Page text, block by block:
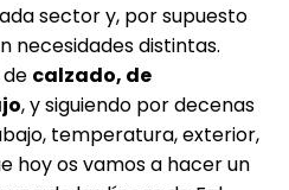
sector y, por supuesto
necesidades distintas.
calzado, de
, y siguiendo por decenas
temperatura, exterior,
hoy os vamos a hacer un